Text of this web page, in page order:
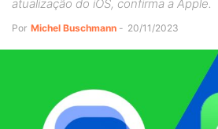
atualização do iOS, confirma a Apple.
Por Michel Buschmann - 20/11/2023